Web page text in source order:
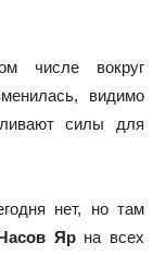
числе вокруг
видимо
силы для
нет, но там
Ярна всех